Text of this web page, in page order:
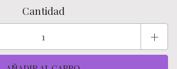
Cantidad
+